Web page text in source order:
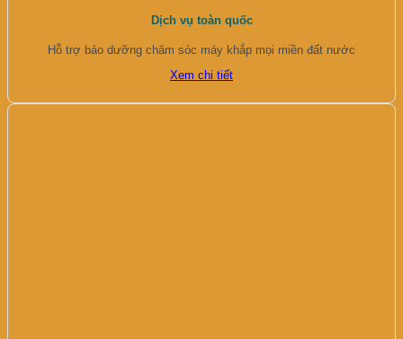
Dịch vụ toàn quốc
Hỗ trợ bảo dưỡng chăm sóc máy khắp mọi miền đất nước
Xem chi tiết